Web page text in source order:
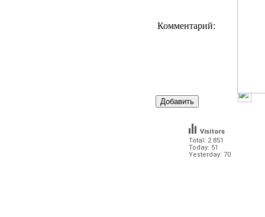
Комментарий:
Total: 2 851
Today: 51
Yesterday: 70
Visitors